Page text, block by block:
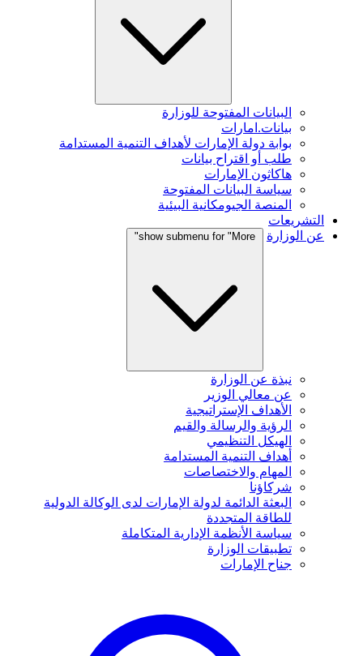
البيانات المفتوحة للوزارة
بيانات.امارات
بوابة دولة الإمارات لأهداف التنمية المستدامة
طلب أو اقتراح بيانات
هاكاثون الإمارات
سياسة البيانات المفتوحة
المنصة الجيومكانية البيئية
التشريعات
عن الوزارة
show submenu for "More"
نبذة عن الوزارة
عن معالي الوزير
الأهداف الإستراتيجية
الرؤية والرسالة والقيم
الهيكل التنظيمي
أهداف التنمية المستدامة
المهام والاختصاصات
شركاؤنا
البعثة الدائمة لدولة الإمارات لدى الوكالة الدولية
للطاقة المتجددة
سياسة الأنظمة الإدارية المتكاملة
تطبيقات الوزارة
جناح الإمارات